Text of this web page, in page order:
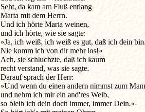
Seht, da kam am Fluß entlang
Marta mit dem Herrn.
Und ich hörte Marta weinen,
und ich hörte, wie sie sagte:
»Ja, ich weiß, ich weiß es gut, daß ich dein
Nie komm ich von dir mehr los!«
Ach, sie schluchzte, daß ich kaum
recht verstand, was sie sagte.
Darauf sprach der Herr:
»Und wenn du einen andern nimmst zum
und nehm ich mir ein and'res Weib,
so bleib ich dein doch immer, immer Dein.«